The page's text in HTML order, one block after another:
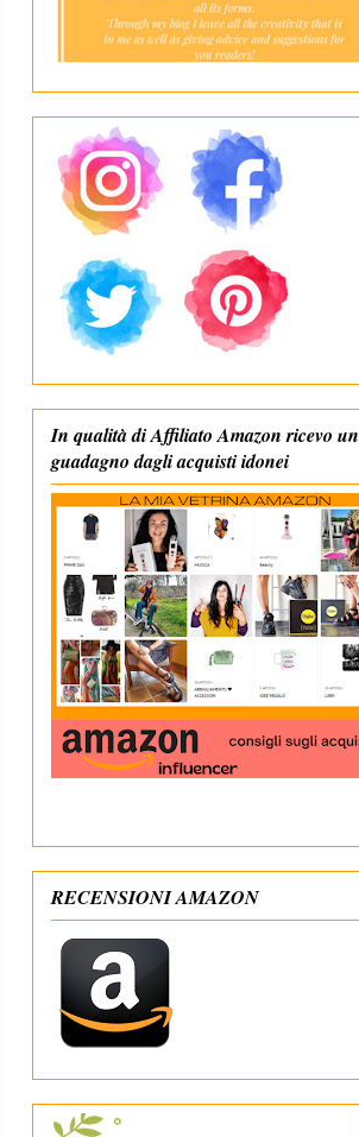
In qualità di Affiliato Amazon ricevo un
guadagno dagli acquisti idonei
RECENSIONI AMAZON